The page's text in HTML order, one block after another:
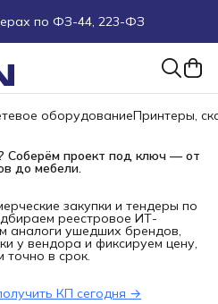
по ФЗ-44, 223-ФЗ
оборудованиеПринтеры,
Соберём проект под ключ — от
до мебели.
закупки и тендеры по
реестровое ИТ-
аналоги ушедших брендов,
у вендора и фиксируем цену,
точно в срок.
КП сегодня →